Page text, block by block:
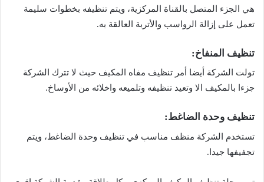
هي الجزء المتصل بالقناة المركزية، ويتم تنظيفه بخطوات سليمة
تعمل على إزالة الرواسب والأتربة العالقة به.
تنظيف المنفاخ:
تولت الشركة أيضا أمر تنظيف مفاه المكيف حيث لا تترك الشركة
جزءا بالمكيف الا وتعيد تنظيفه وتلميعه واخلائه من الأوساخ.
تنظيف وحدة الضاغط:
تستخدم الشركة منظف مناسب في تنظيف وحدة الضاغط، ويتم
تجفيفها جيدا.